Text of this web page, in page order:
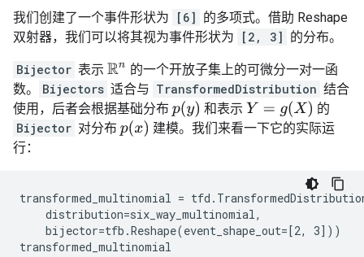
我们创建了一个事件形状为 [6] 的多项式。借助 Reshape
双射器，我们可以将其视为事件形状为
[2, 3] 的分布。
Bijector 表示 Rn 的一个开放子集上的可微分一对一函
数。
Bijectors 适合与 TransformedDistribution 结合
使用，后者会根据基础分布 p(y) 和表示 Y= g(X )
的
Bijector 对分布 p(x)
建模。我们来看一下它的实际运
行：
transformed_multinomial =
    distribution=six_way_multinomial,
    bijector=tfb.Reshape(event_shape_out=[2, 3]))